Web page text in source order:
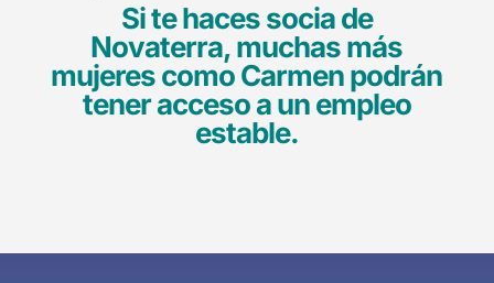
Si te haces socia de
Novaterra, muchas más
mujeres como Carmen podrán
tener acceso a un empleo
estable.